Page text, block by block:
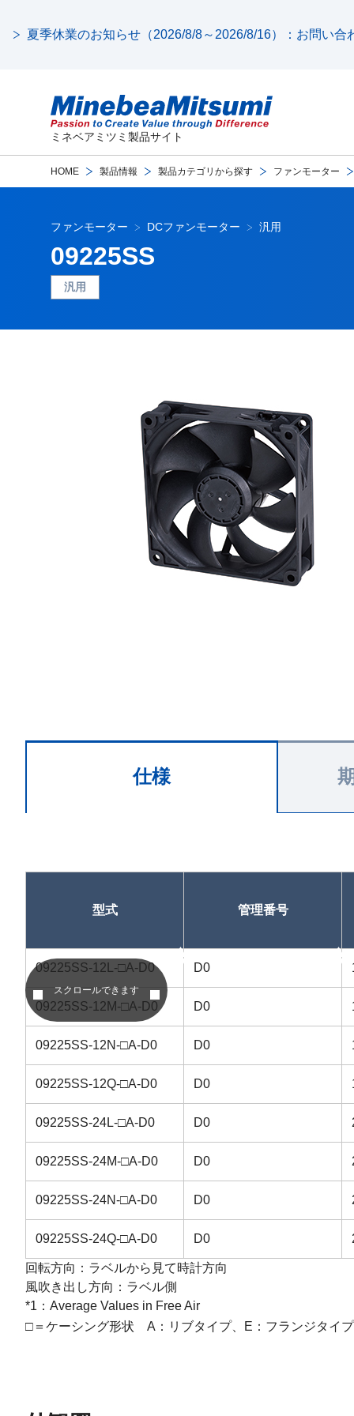
夏季休業のお知らせ（2026/8/8～2026/8/16）：お問い
ミネベアミツミ製品サイト
HOME 製品情報 製品カテゴリから探す ファンモーター
ファンモーター DCファンモーター 汎用
09225SS
汎用
仕様
スクロールできます
型式
昇順
管理番号
09225SS-12L-□A-D0 D0
09225SS-12M-□A-D0 D0
09225SS-12N-□A-D0 D0
09225SS-12Q-□A-D0 D0
09225SS-24L-□A-D0 D0
09225SS-24M-□A-D0 D0
09225SS-24N-□A-D0 D0
09225SS-24Q-□A-D0 D0
回転方向：ラベルから見て時計方向
風吹き出し方向：ラベル側
*1：Average Values in Free Air
□＝ケーシング形状 A：リブタイプ、E：フランジタイプ